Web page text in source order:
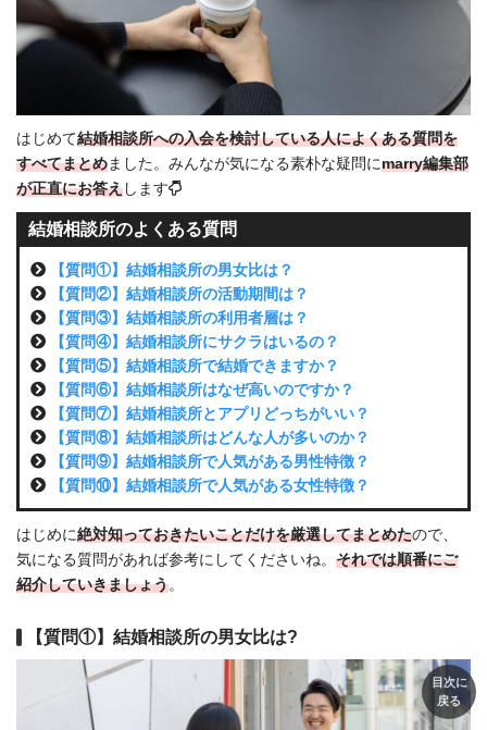
はじめて結婚相談所への入会を検討している人によくある質問を
すべてまとめました。みんなが気になる素朴な疑問にmarry編集部
が正直にお答えします
結婚相談所のよくある質問
【質問①】結婚相談所の男女比は？
【質問②】結婚相談所の活動期間は？
【質問③】結婚相談所の利用者層は？
【質問④】結婚相談所にサクラはいるの？
【質問⑤】結婚相談所で結婚できますか？
【質問⑥】結婚相談所はなぜ高いのですか？
【質問⑦】結婚相談所とアプリどっちがいい？
【質問⑧】結婚相談所はどんな人が多いのか？
【質問⑨】結婚相談所で人気がある男性特徴？
【質問⑩】結婚相談所で人気がある女性特徴？
はじめに絶対知っておきたいことだけを厳選してまとめたので、
気になる質問があれば参考にしてくださいね。 それでは順番にご
紹介していきましょう。
【質問①】結婚相談所の男女比は?
目次に
戻る